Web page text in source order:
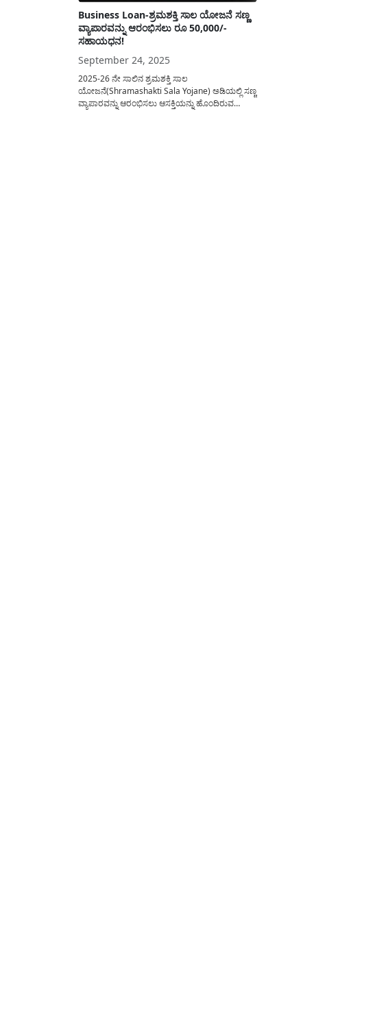
Business Loan-ಶ್ರಮಶಕ್ತಿ ಸಾಲ ಯೋಜನೆ ಸಣ್ಣ
ವ್ಯಾಪಾರವನ್ನು ಆರಂಭಿಸಲು ರೂ 50,000/-
ಸಹಾಯಧನ!
September 24, 2025
2025-26 ನೇ ಸಾಲಿನ ಶ್ರಮಶಕ್ತಿ ಸಾಲ
ಯೋಜನೆ(Shramashakti Sala Yojane) ಅಡಿಯಲ್ಲಿ ಸಣ್ಣ
ವ್ಯಾಪಾರವನ್ನು ಆರಂಭಿಸಲು ಆಸಕ್ತಿಯನ್ನು ಹೊಂದಿರುವ